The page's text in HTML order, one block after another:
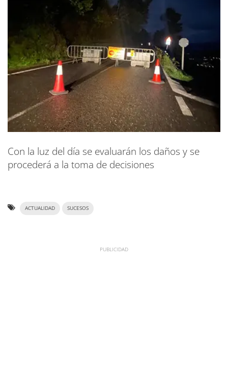
Con la luz del día se evaluarán los daños y se
procederá a la toma de decisiones
ACTUALIDAD SUCESOS